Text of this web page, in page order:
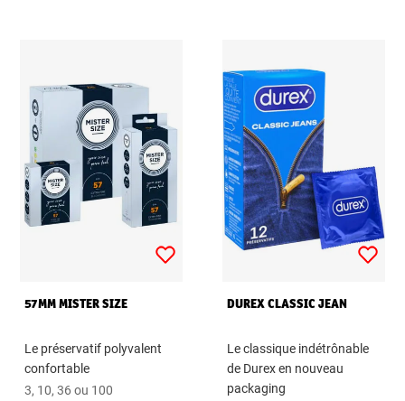
57MM MISTER SIZE
Le préservatif polyvalent
confortable
3, 10, 36 ou 100
DUREX CLASSIC JEAN
Le classique indétrônable
de Durex en nouveau
packaging